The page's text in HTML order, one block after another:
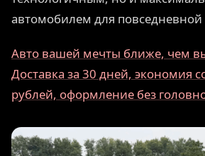
автомобилем для повседневной
Авто вашей мечты ближе, чем
Доставка за 30 дней, экономия
рублей, оформление без